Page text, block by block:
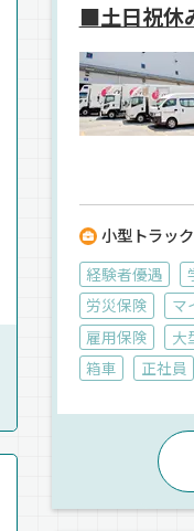
■土日祝休
小型トラッ
経験者優遇
労災保険
マ
雇用保険
大
箱車
正社員